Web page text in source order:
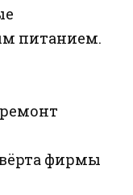
питанием.
фирмы